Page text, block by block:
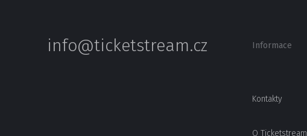
info@ticketstream.cz Informace
Kontakty
O Ticketstream